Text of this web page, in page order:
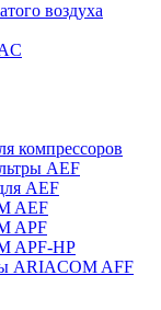
воздуха
компрессоров
AEF
AEF
AEF
APF
APF-HP
ARIACOM AFF